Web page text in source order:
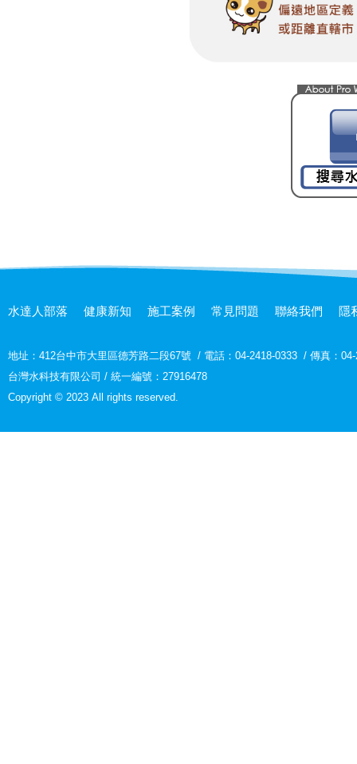
水達人部落 健康新知 施工案例 常見問題 聯絡我們 隱
地址： 412台中市大里區德芳路二段67號 / 電話：04-2418-0333 / 傳真：
台灣水科技有限公司 / 統一編號：27916478
Copyright © 2023 All rights reserved.